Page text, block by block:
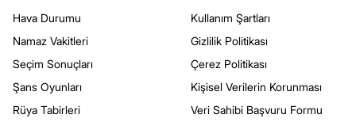
Hava Durumu
Namaz Vakitleri
Seçim Sonuçları
Şans Oyunları
Rüya Tabirleri
Kullanım Şartları
Gizlilik Politikası
Çerez Politikası
Kişisel Verilerin Korunması
Veri Sahibi Başvuru Formu